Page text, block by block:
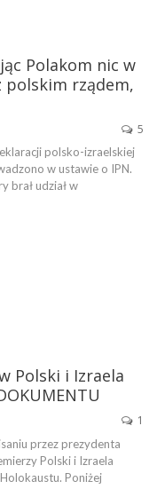
Polakom nic w
polskim rządem,
5
polsko-izraelskiej
w ustawie o IPN.
brał udział w
Polski i Izraela
1
przez prezydenta
Polski i Izraela
Poniżej